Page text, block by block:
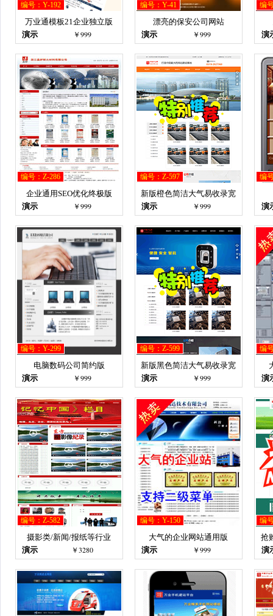
编号：Y-192
万业通模板21企业独立版
演示
￥999
编号：Y-41
漂亮的保安公司网站
演示
￥999
编
演
编号：Z-286
企业通用SEO优化终极版
演示
￥999
编号：Z-597
新版橙色简洁大气易收录宽
演示
￥999
编
演
编号：Y-299
电脑数码公司简约版
演示
￥999
编号：Z-599
新版黑色简洁大气易收录宽
演示
￥999
编
演
编号：Z-582
摄影类/新闻/报纸等行业
演示
￥3280
编号：Y-150
大气的企业网站通用版
演示
￥999
编
抢
演